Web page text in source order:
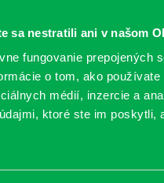
sa nestratili ani v našom
fungovanie prepojených
o tom, ako
médií, inzercie a
ktoré ste im poskytli,
NOVINY MAPY